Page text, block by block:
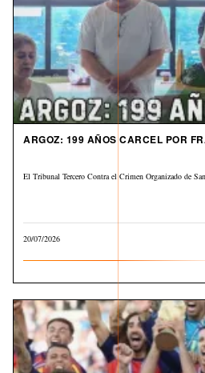
ARGOZ: 199 AÑOS CARCEL POR
El Tribunal Tercero Contra el Crimen Organizado de
20/07/2026